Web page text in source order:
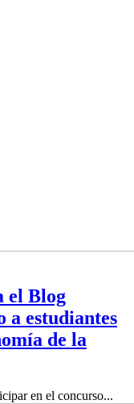
el Blog
estudiantes
de la
en el concurso...